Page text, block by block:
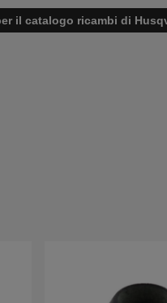
il catalogo ricambi di